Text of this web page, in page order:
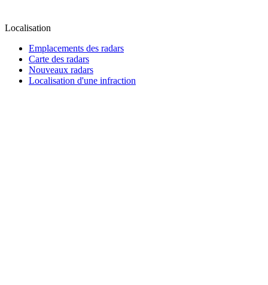
Localisation
Emplacements des radars
Carte des radars
Nouveaux radars
Localisation d'une infraction